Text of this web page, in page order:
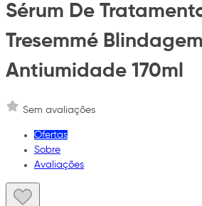
Sérum De
Tresemmé Blindagem
Antiumidade 170ml
Sem avaliações
Ofertas
Sobre
Avaliações